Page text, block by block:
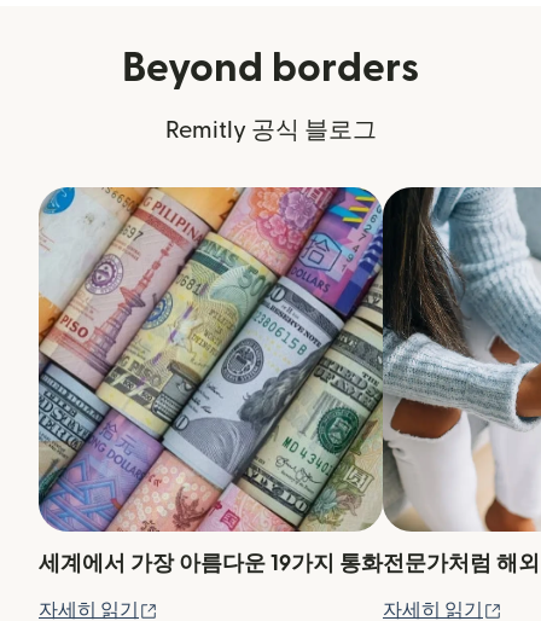
Beyond borders
Remitly 공식 블로그
세계에서 가장 아름다운 19가지 통화
자세히 읽기
전문가처럼 해
자세히 읽기